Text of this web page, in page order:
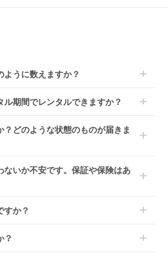
ャイルドシート ア
ンタル
8,580 円 〜
ドシート 西松屋
ンタル
ように数えますか？
ります。
（佐川急便）に商品の引渡しとなり
ル期間でレンタルできますか？
す。
、3ヶ月レンタル＋1ヶ月延長とし
返却ください。
？どのような状態のものが届きま
ーから仕入れた状態のものをお送り
場合がございます。
います。その際、メーカーの都合に
ないか不安です。保証や保険はあ
さい。
すか？
ージから住所を入力すると送料が確
？